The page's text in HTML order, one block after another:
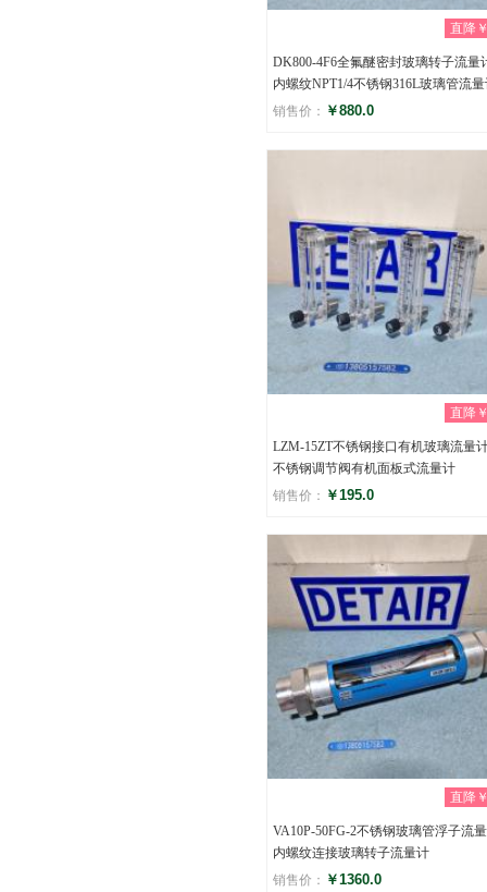
直降
DK800-4F6全氟醚密封玻璃转子流量
内螺纹NPT1/4不锈钢316L玻璃管流
销售价： ￥880.0
评分
直降
LZM-15ZT不锈钢接口有机玻璃流量
不锈钢调节阀有机面板式流量计
销售价： ￥195.0
评分
直降
VA10P-50FG-2不锈钢玻璃管浮子流
内螺纹连接玻璃转子流量计
销售价： ￥1360.0